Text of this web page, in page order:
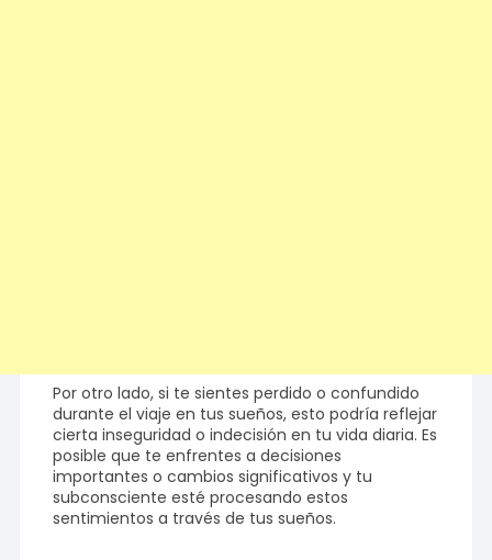
Por otro lado, si te sientes perdido o confundido
durante el viaje en tus sueños, esto podría reflejar
cierta inseguridad o indecisión en tu vida diaria. Es
posible que te enfrentes a decisiones
importantes o cambios significativos y tu
subconsciente esté procesando estos
sentimientos a través de tus sueños.